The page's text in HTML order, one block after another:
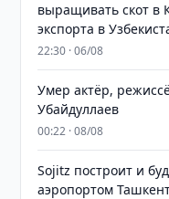
выращивать скот в
экспорта в
22:30 · 06/08
Умер актёр,
Убайдуллаев
00:22 · 08/08
Sojitz построит и
аэропортом